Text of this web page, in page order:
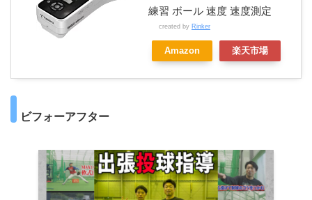
練習 ボール 速度 速度測定
created by Rinker
Amazon 楽天市場
ビフォーアフター